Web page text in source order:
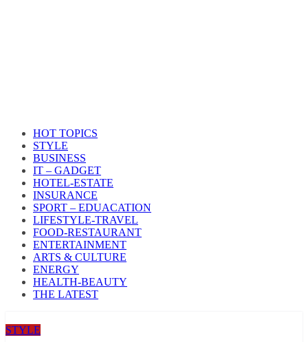
HOT TOPICS
STYLE
BUSINESS
IT – GADGET
HOTEL-ESTATE
INSURANCE
SPORT – EDUACATION
LIFESTYLE​-TRAVEL​
FOOD-RESTAURANT
ENTERTAINMENT
ARTS & CULTURE
ENERGY
HEALTH​-BEAUTY
THE LATEST
STYLE